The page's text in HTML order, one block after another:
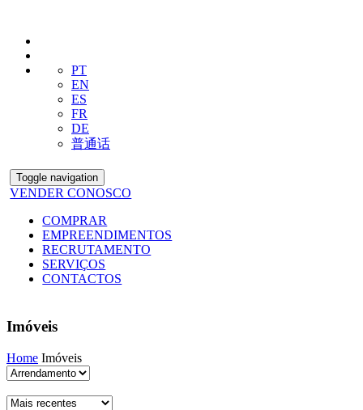
PT
EN
ES
FR
DE
普通话
Toggle navigation
VENDER CONOSCO
COMPRAR
EMPREENDIMENTOS
RECRUTAMENTO
SERVIÇOS
CONTACTOS
Imóveis
Home Imóveis